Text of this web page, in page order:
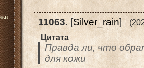
11063. [Silver_rain]
Цитата
Правда ли, что
для кожи